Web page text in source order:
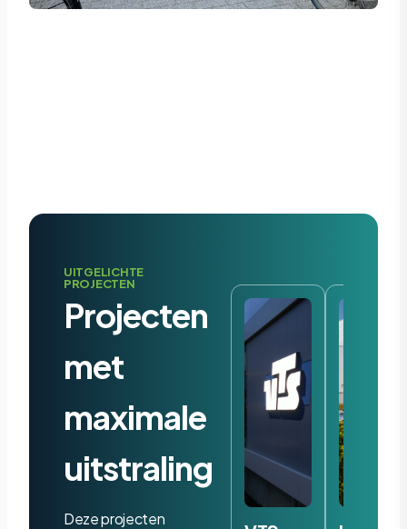
UITGELICHTE
PROJECTEN
Projecten
met
maximale
uitstraling
Deze projecten